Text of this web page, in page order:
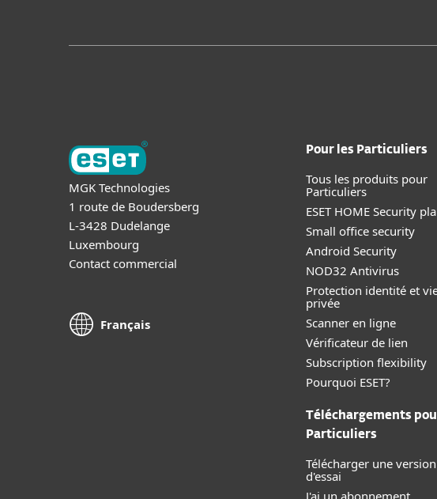
MGK Technologies
1 route de Boudersberg
L-3428 Dudelange
Luxembourg
Contact commercial
Français
Pour les Particuliers
Tous les produits pour
Particuliers
ESET HOME Security
Small office security
Android Security
NOD32 Antivirus
Protection identité et
privée
Scanner en ligne
Vérificateur de lien
Subscription flexibility
Pourquoi ESET?
Téléchargements
Particuliers
Télécharger une version
d'essai
J'ai un abonnement